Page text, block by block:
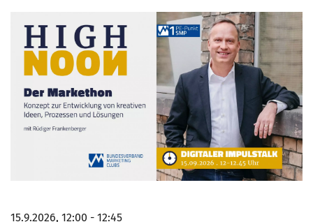
15.9.2026, 12:00 - 12:45